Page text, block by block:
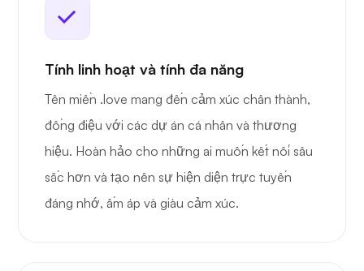
Tính linh hoạt và tính đa năng
Tên miền .love mang đến cảm xúc chân thành,
đồng điệu với các dự án cá nhân và thương
hiệu. Hoàn hảo cho những ai muốn kết nối sâu
sắc hơn và tạo nên sự hiện diện trực tuyến
đáng nhớ, ấm áp và giàu cảm xúc.